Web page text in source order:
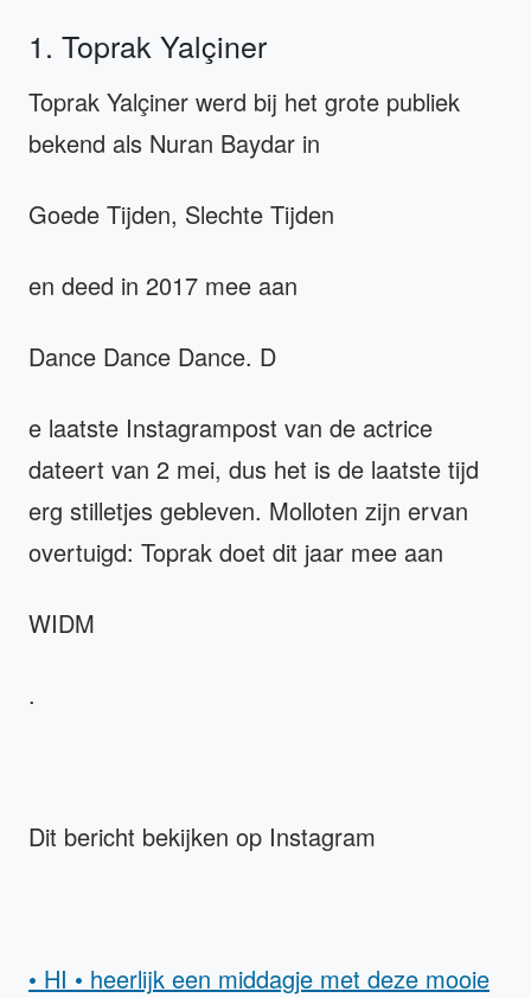
1. Toprak Yalçiner
Toprak Yalçiner werd bij het grote publiek
bekend als Nuran Baydar in
Goede Tijden, Slechte Tijden
en deed in 2017 mee aan
Dance Dance Dance. D
e laatste Instagrampost van de actrice
dateert van 2 mei, dus het is de laatste tijd
erg stilletjes gebleven. Molloten zijn ervan
overtuigd: Toprak doet dit jaar mee aan
WIDM
.
Dit bericht bekijken op Instagram
• HI • heerlijk een middagje met deze mooie